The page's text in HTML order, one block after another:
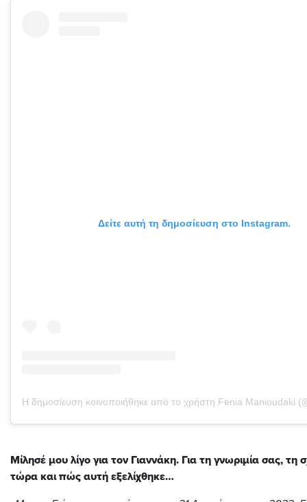
Δείτε αυτή τη δημοσίευση στο Instagram.
Η δημοσίευση κοινοποιήθηκε από το χρήστη Fenia Manioudaki
Μίλησέ μου λίγο για τον Γιαννάκη. Για τη γνωριμία σας, τη
τώρα και πώς αυτή εξελίχθηκε…